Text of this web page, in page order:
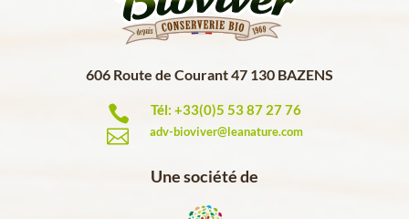
606 Route de Courant 47 130 BAZENS
 Tél: +33(0)5 53 87 27 76
 adv-bioviver@leanature.com
Une société de